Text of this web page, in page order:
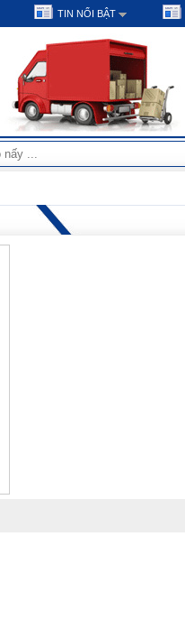
TIN NỔI BẬT